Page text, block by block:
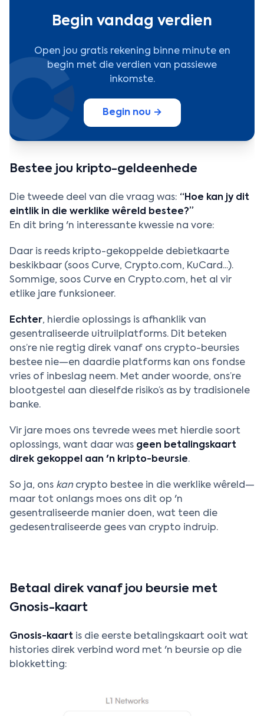
Begin vandag verdien
Open jou gratis rekening binne minute en
begin met die verdien van passiewe
inkomste.
Begin nou →
Bestee jou kripto-geldeenhede
Die tweede deel van die vraag was: “Hoe kan jy dit
eintlik in die werklike wêreld bestee?”
En dit bring 'n interessante kwessie na vore:
Daar is reeds kripto-gekoppelde debietkaarte
beskikbaar (soos Curve, Crypto.com, KuCard...).
Sommige, soos Curve en Crypto.com, het al vir
etlike jare funksioneer.
Echter, hierdie oplossings is afhanklik van
gesentraliseerde uitruilplatforms. Dit beteken
ons’re nie regtig direk vanaf ons crypto-beursies
bestee nie—en daardie platforms kan ons fondse
vries of inbeslag neem. Met ander woorde, ons’re
blootgestel aan dieselfde risiko’s as by tradisionele
banke.
Vir jare moes ons tevrede wees met hierdie soort
oplossings, want daar was geen betalingskaart
direk gekoppel aan 'n kripto-beursie.
So ja, ons kancrypto bestee in die werklike wêreld—
maar tot onlangs moes ons dit op 'n
gesentraliseerde manier doen, wat teen die
gedesentraliseerde gees van crypto indruip.
Betaal direk vanaf jou beursie met
Gnosis-kaart
Gnosis-kaart is die eerste betalingskaart ooit wat
histories direk verbind word met 'n beursie op die
blokketting: